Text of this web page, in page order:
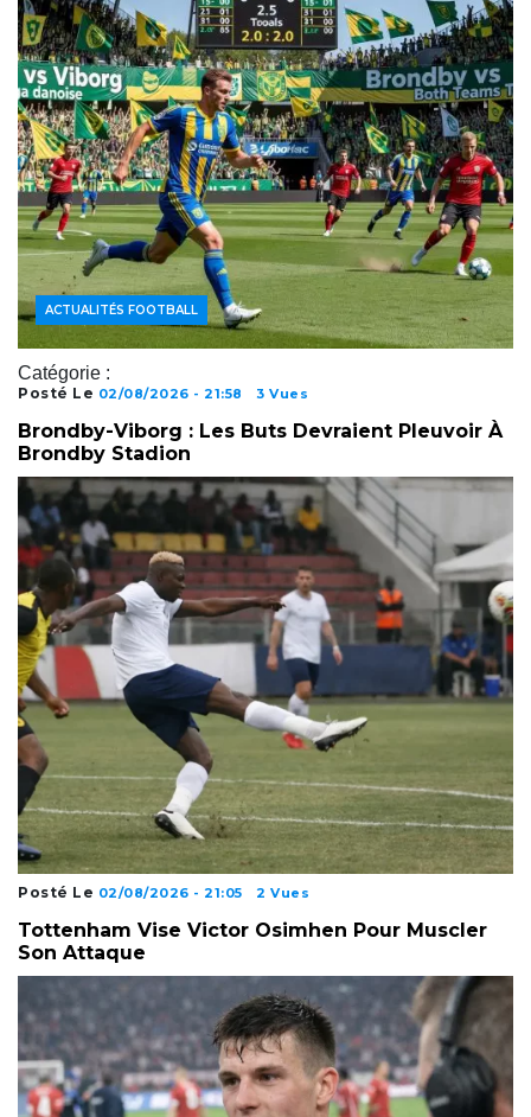
Catégorie :
ACTUALITÉS FOOTBALL
Posté Le 02/08/2026 - 21:58 3 Vues
Brondby-Viborg : Les Buts Devraient Pleuvoir À
Brondby Stadion
Posté Le 02/08/2026 - 21:05 2 Vues
Tottenham Vise Victor Osimhen Pour Muscler
Son Attaque